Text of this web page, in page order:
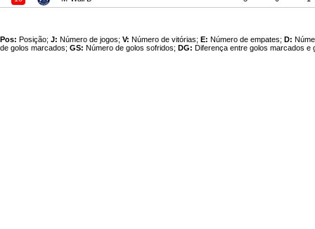
Pos: Posição; J: Número de jogos; V: Número de vitórias; E: Número de empates; D:
de golos marcados; GS: Número de golos sofridos; DG: Diferença entre golos marcados e